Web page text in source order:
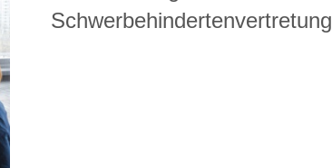
Schwerbehindertenvertretung